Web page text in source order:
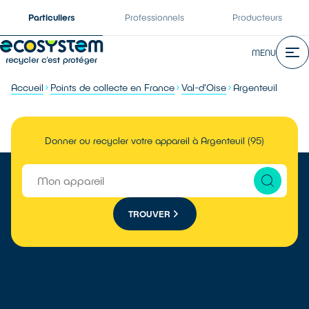
Particuliers Professionnels Producteurs
MENU
Accueil Points de collecte en France Val-d'Oise Argenteuil
Donner ou recycler votre appareil à Argenteuil (95)
TROUVER